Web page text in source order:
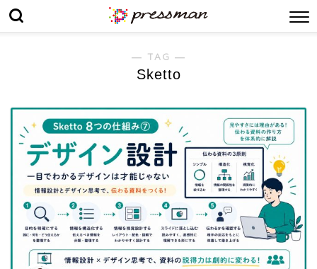
― TAG ―
Sketto